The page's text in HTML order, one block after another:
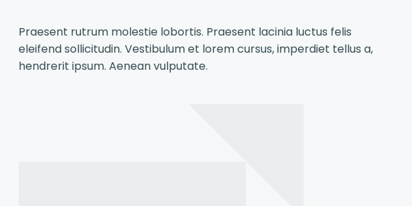
Praesent rutrum molestie lobortis. Praesent lacinia luctus felis
eleifend sollicitudin. Vestibulum et lorem cursus, imperdiet tellus a,
hendrerit ipsum. Aenean vulputate.